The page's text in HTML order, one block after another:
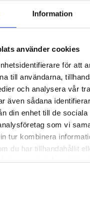
Information
använder cookies
för att
till användarna,
och analysera vår
även sådana
din enhet till de sociala
som vi
tur kombinera
du har tillhandahållit
i vardagen
du rätt golvmatta
handlar